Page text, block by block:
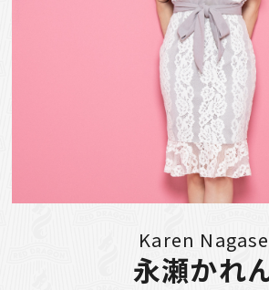
Karen Nagase
永瀬かれ